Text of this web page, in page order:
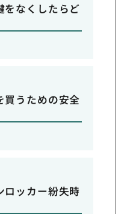
をなくしたらど
買うための安全
ロッカー紛失時